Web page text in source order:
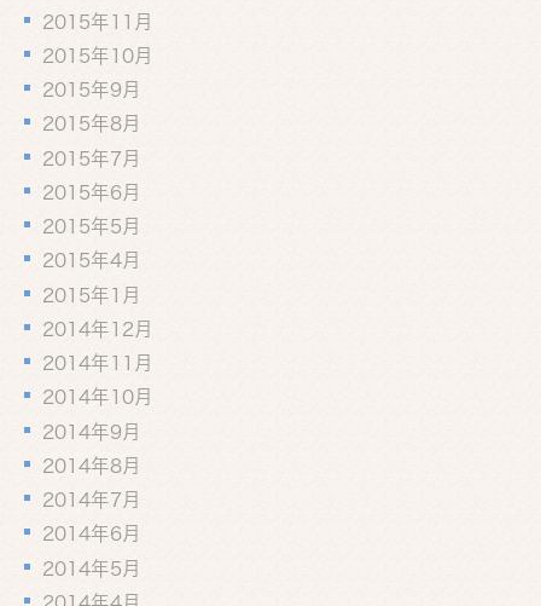
2015年11月
2015年10月
2015年9月
2015年8月
2015年7月
2015年6月
2015年5月
2015年4月
2015年1月
2014年12月
2014年11月
2014年10月
2014年9月
2014年8月
2014年7月
2014年6月
2014年5月